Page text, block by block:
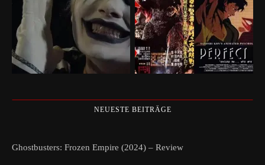
NEUESTE BEITRÄGE
Ghostbusters: Frozen Empire (2024) – Review